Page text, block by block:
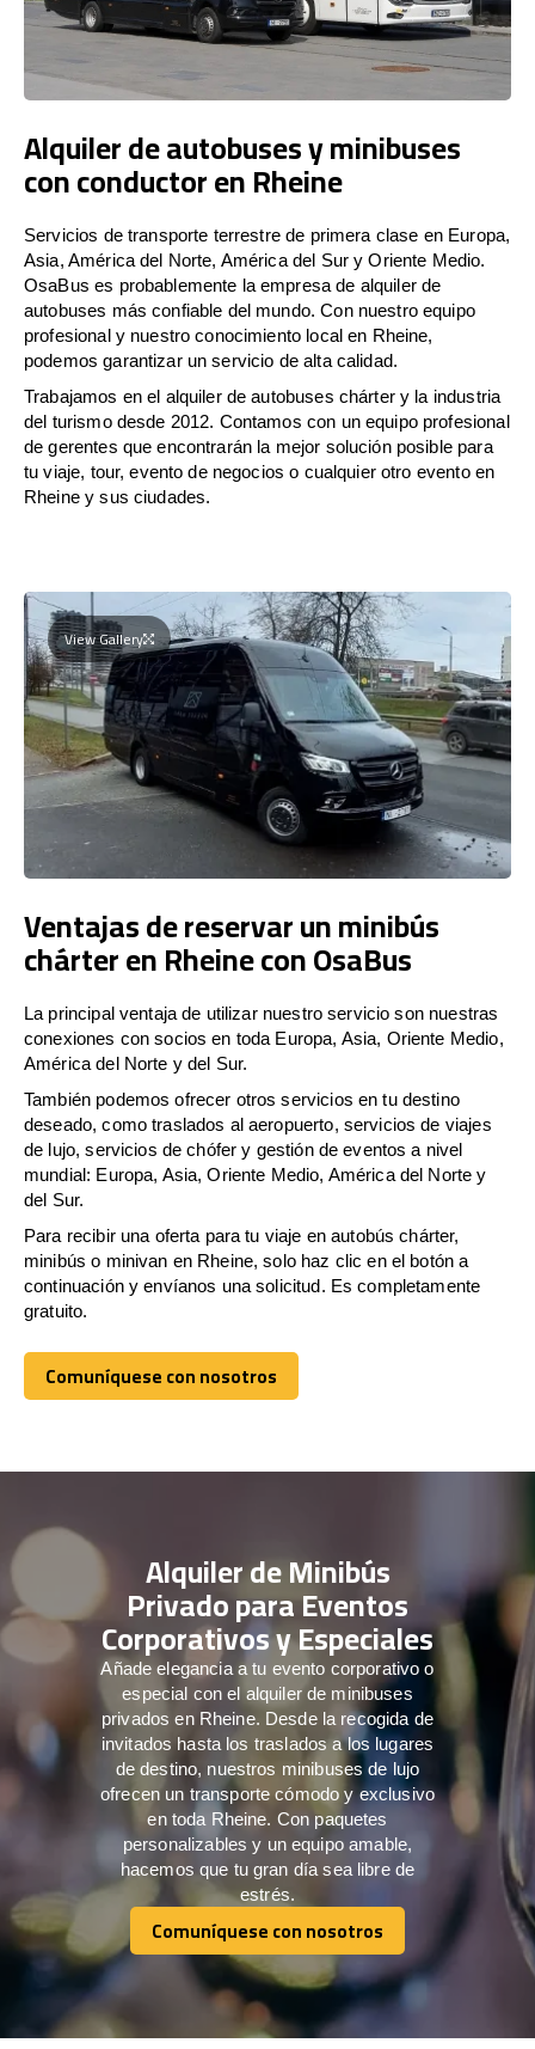
Alquiler de autobuses y minibuses
con conductor en Rheine
Servicios de transporte terrestre de primera clase en Europa,
Asia, América del Norte, América del Sur y Oriente Medio.
OsaBus es probablemente la empresa de alquiler de
autobuses más confiable del mundo. Con nuestro equipo
profesional y nuestro conocimiento local en Rheine,
podemos garantizar un servicio de alta calidad.
Trabajamos en el alquiler de autobuses chárter y la industria
del turismo desde 2012. Contamos con un equipo profesional
de gerentes que encontrarán la mejor solución posible para
tu viaje, tour, evento de negocios o cualquier otro evento en
Rheine y sus ciudades.
View Gallery
Ventajas de reservar un minibús
chárter en Rheine con OsaBus
La principal ventaja de utilizar nuestro servicio son nuestras
conexiones con socios en toda Europa, Asia, Oriente Medio,
América del Norte y del Sur.
También podemos ofrecer otros servicios en tu destino
deseado, como traslados al aeropuerto, servicios de viajes
de lujo, servicios de chófer y gestión de eventos a nivel
mundial: Europa, Asia, Oriente Medio, América del Norte y
del Sur.
Para recibir una oferta para tu viaje en autobús chárter,
minibús o minivan en Rheine, solo haz clic en el botón a
continuación y envíanos una solicitud. Es completamente
gratuito.
Comuníquese con nosotros
Comuníquese con nosotros
Alquiler de Minibús
Privado para Eventos
Corporativos y Especiales
Añade elegancia a tu evento corporativo o
especial con el alquiler de minibuses
privados en Rheine. Desde la recogida de
invitados hasta los traslados a los lugares
de destino, nuestros minibuses de lujo
ofrecen un transporte cómodo y exclusivo
en toda Rheine. Con paquetes
personalizables y un equipo amable,
hacemos que tu gran día sea libre de
estrés.
Comuníquese con nosotros
Comuníquese con nosotros